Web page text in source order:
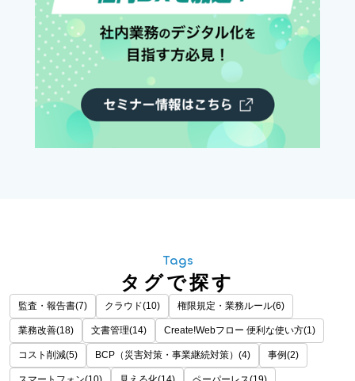
Tags
タグで探す
監査・報告書(7) クラウド(10) 権限規定・業務ルール(6)
業務改善(18) 文書管理(14) Create!Webフロー 便利な使い方(1)
コスト削減(5) BCP（災害対策・事業継続対策）(4) 事例(2)